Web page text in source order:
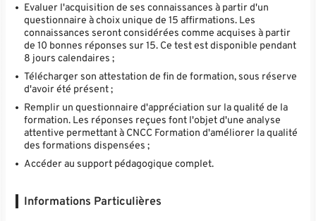
Evaluer l'acquisition de ses connaissances à partir d'un
questionnaire à choix unique de 15 affirmations. Les
connaissances seront considérées comme acquises à partir
de 10 bonnes réponses sur 15. Ce test est disponible pendant
8 jours calendaires ;
Télécharger son attestation de fin de formation, sous réserve
d'avoir été présent ;
Remplir un questionnaire d'appréciation sur la qualité de la
formation. Les réponses reçues font l'objet d'une analyse
attentive permettant à CNCC Formation d'améliorer la qualité
des formations dispensées ;
Accéder au support pédagogique complet.
Informations Particulières